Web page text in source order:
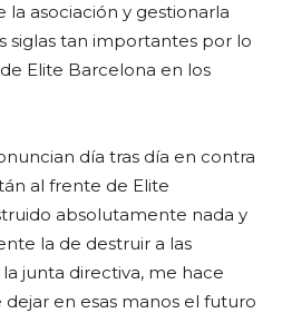
asociación y gestionarla
siglas tan importantes por lo
Elite Barcelona en los
día tras día en contra
al frente de Elite
absolutamente nada y
la de destruir a las
junta directiva, me hace
en esas manos el futuro